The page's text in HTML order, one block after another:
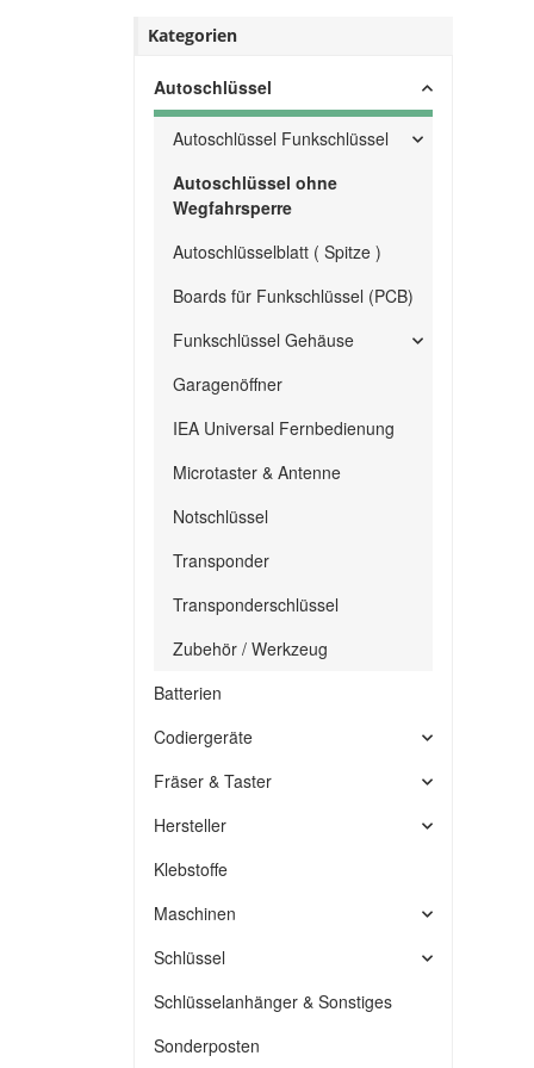
Kategorien
Autoschlüssel
Autoschlüssel Funkschlüssel
Autoschlüssel ohne
Wegfahrsperre
Autoschlüsselblatt ( Spitze )
Boards für Funkschlüssel (PCB)
Funkschlüssel Gehäuse
Garagenöffner
IEA Universal Fernbedienung
Microtaster & Antenne
Notschlüssel
Transponder
Transponderschlüssel
Zubehör / Werkzeug
Batterien
Codiergeräte
Fräser & Taster
Hersteller
Klebstoffe
Maschinen
Schlüssel
Schlüsselanhänger & Sonstiges
Sonderposten